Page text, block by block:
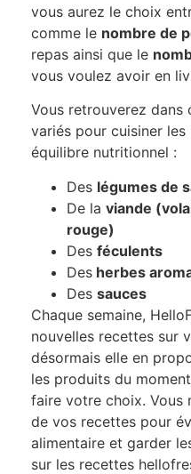
vous aurez le choix
comme le nombre de
repas ainsi que le
vous voulez avoir en
Vous retrouverez
variés pour cuisiner
équilibre nutritionnel :
Des légumes de
De la viande
rouge)
Des féculents
Des herbes
Des sauces
Chaque semaine,
nouvelles recettes sur
désormais elle en
les produits du
faire votre choix. Vous
de vos recettes pour
alimentaire et garder
sur les recettes